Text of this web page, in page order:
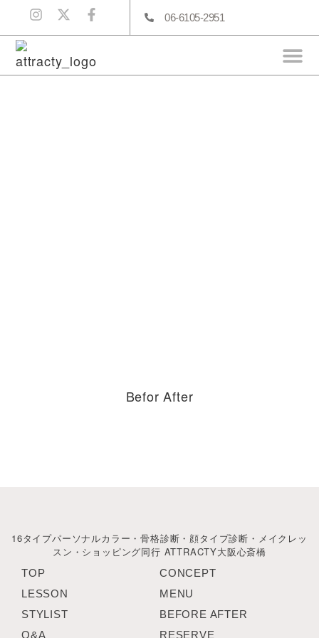
06-6105-2951
Befor After
16タイプパーソナルカラー・骨格診断・顔タイプ診断・メイクレッ
スン・ショッピング同行 ATTRACTY大阪心斎橋
TOP
CONCEPT
LESSON
MENU
STYLIST
BEFORE AFTER
Q&A
RESERVE